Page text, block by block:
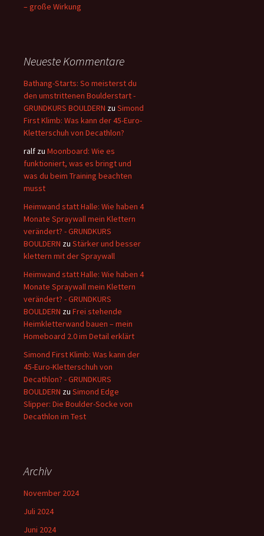
– große Wirkung
Neueste Kommentare
Bathang-Starts: So meisterst du
den umstrittenen Boulderstart -
GRUNDKURS BOULDERN zu Simond
First Klimb: Was kann der 45-Euro-
Kletterschuh von Decathlon?
ralf zu Moonboard: Wie es
funktioniert, was es bringt und
was du beim Training beachten
musst
Heimwand statt Halle: Wie haben 4
Monate Spraywall mein Klettern
verändert? - GRUNDKURS
BOULDERN zu Stärker und besser
klettern mit der Spraywall
Heimwand statt Halle: Wie haben 4
Monate Spraywall mein Klettern
verändert? - GRUNDKURS
BOULDERN zu Frei stehende
Heimkletterwand bauen – mein
Homeboard 2.0 im Detail erklärt
Simond First Klimb: Was kann der
45-Euro-Kletterschuh von
Decathlon? - GRUNDKURS
BOULDERN zu Simond Edge
Slipper: Die Boulder-Socke von
Decathlon im Test
Archiv
November 2024
Juli 2024
Juni 2024